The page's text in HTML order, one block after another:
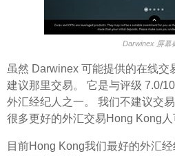
Darwinex 屏幕
虽然 Darwinex 可能提供的在线交
建议那里交易。 它是与评级 7.0/
外汇经纪人之一。 我们不建议交
很多更好的外汇交易Hong Kong人
目前Hong Kong我们最好的外汇经